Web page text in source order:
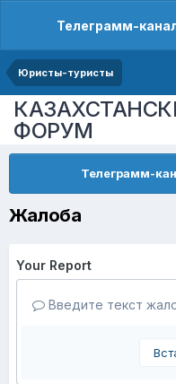
Телеграмм-
Юристы-туристы
ФОРУМ
Телеграмм-
Жалоба
Your Report
Введите текст